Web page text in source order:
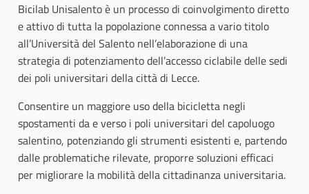
Bicilab Unisalento è un processo di coinvolgimento diretto
e attivo di tutta la popolazione connessa a vario titolo
all’Università del Salento nell’elaborazione di una
strategia di potenziamento dell’accesso ciclabile delle sedi
dei poli universitari della città di Lecce.
Consentire un maggiore uso della bicicletta negli
spostamenti da e verso i poli universitari del capoluogo
salentino, potenziando gli strumenti esistenti e, partendo
dalle problematiche rilevate, proporre soluzioni efficaci
per migliorare la mobilità della cittadinanza universitaria.